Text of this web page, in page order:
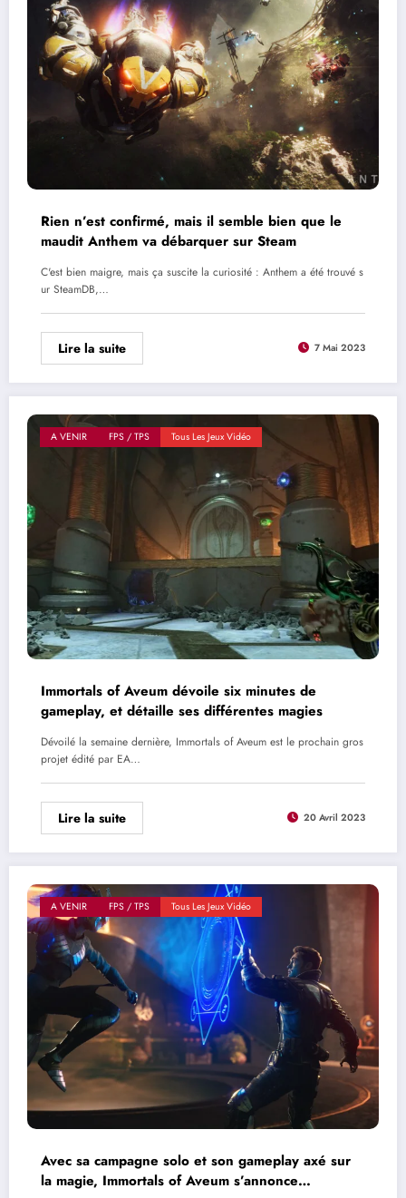
Rien n’est confirmé, mais il semble bien que le
maudit Anthem va débarquer sur Steam
C'est bien maigre, mais ça suscite la curiosité : Anthem a été trouvé s
ur SteamDB,…
Lire la suite 7 Mai 2023
A VENIR FPS / TPS Tous Les Jeux Vidéo
Immortals of Aveum dévoile six minutes de
gameplay, et détaille ses différentes magies
Dévoilé la semaine dernière, Immortals of Aveum est le prochain gros
projet édité par EA…
Lire la suite 20 Avril 2023
A VENIR FPS / TPS Tous Les Jeux Vidéo
Avec sa campagne solo et son gameplay axé sur
la magie, Immortals of Aveum s’annonce